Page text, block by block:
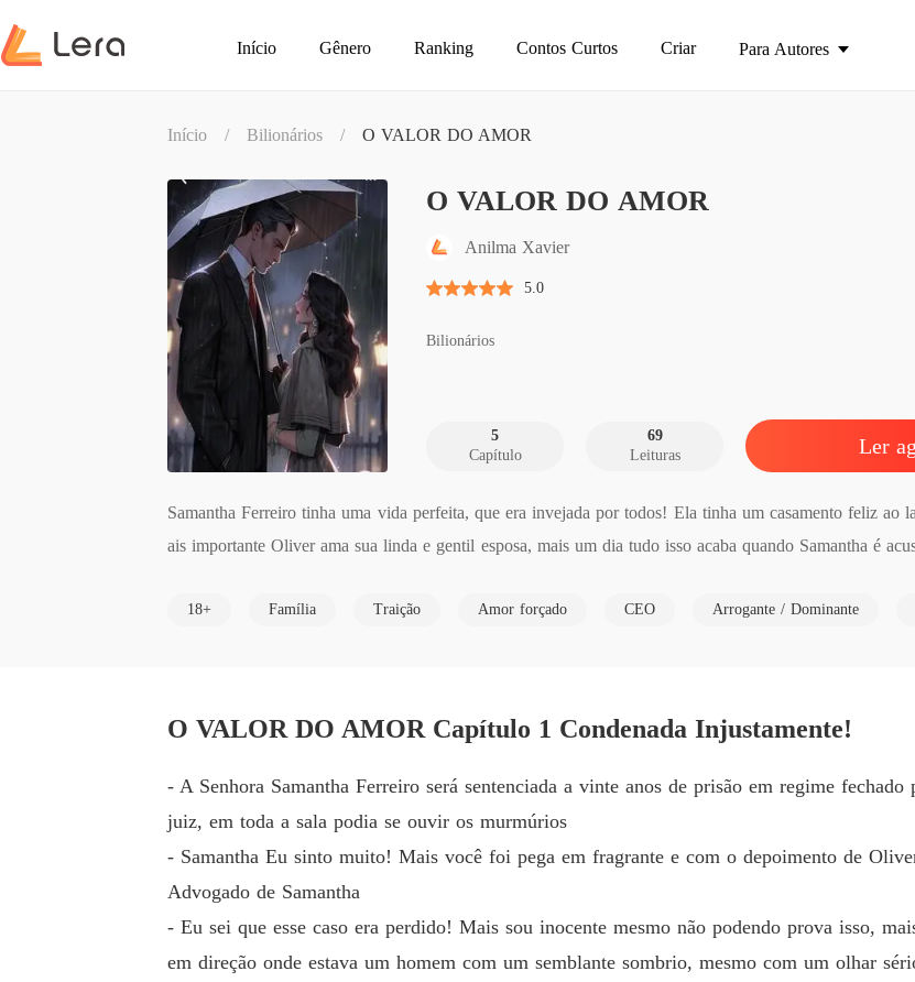
Início Gênero Ranking Contos Curtos Criar Para Autores
Início / Bilionários / O VALOR DO AMOR
O VALOR DO AMOR
Anilma Xavier
5.0
Bilionários
5
Capítulo
69
Leituras
Ler
Samantha Ferreiro tinha uma vida perfeita, que era invejada por todos! Ela tinha um casamento feliz
ais importante Oliver ama sua linda e gentil esposa, mais um dia tudo isso acaba quando Samantha é
Três anos depois ela saiu da prisão, mais ela não era mais a mesma e seu único objetivo era fazer todos
18+ Família Traição Amor forçado CEO Arrogante / Dominante
O VALOR DO AMOR Capítulo 1 Condenada Injustamente!
- A Senhora Samantha Ferreiro será sentenciada a vinte anos de prisão em regime
juiz, em toda a sala podia se ouvir os murmúrios
- Samantha Eu sinto muito! Mais você foi pega em fragrante e com o depoimento de
Advogado de Samantha
- Eu sei que esse caso era perdido! Mais sou inocente mesmo não podendo prova isso,
em direção onde estava um homem com um semblante sombrio, mesmo com um olhar